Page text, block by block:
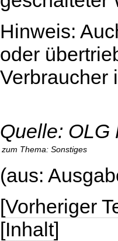
Hinweis:
oder
Verbraucher
Quelle: OLG
zum Thema: Sonstiges
(aus:
[Vorheriger
[Inhalt]